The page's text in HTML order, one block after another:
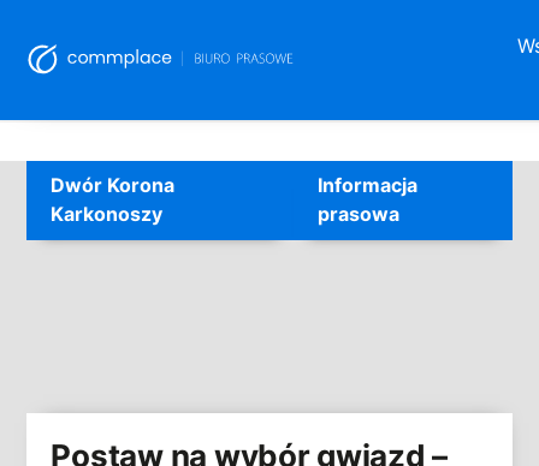
to
content
Postaw na wybór gwiazd –
Dwór Korona
Karkonoszy
Informacja
prasowa